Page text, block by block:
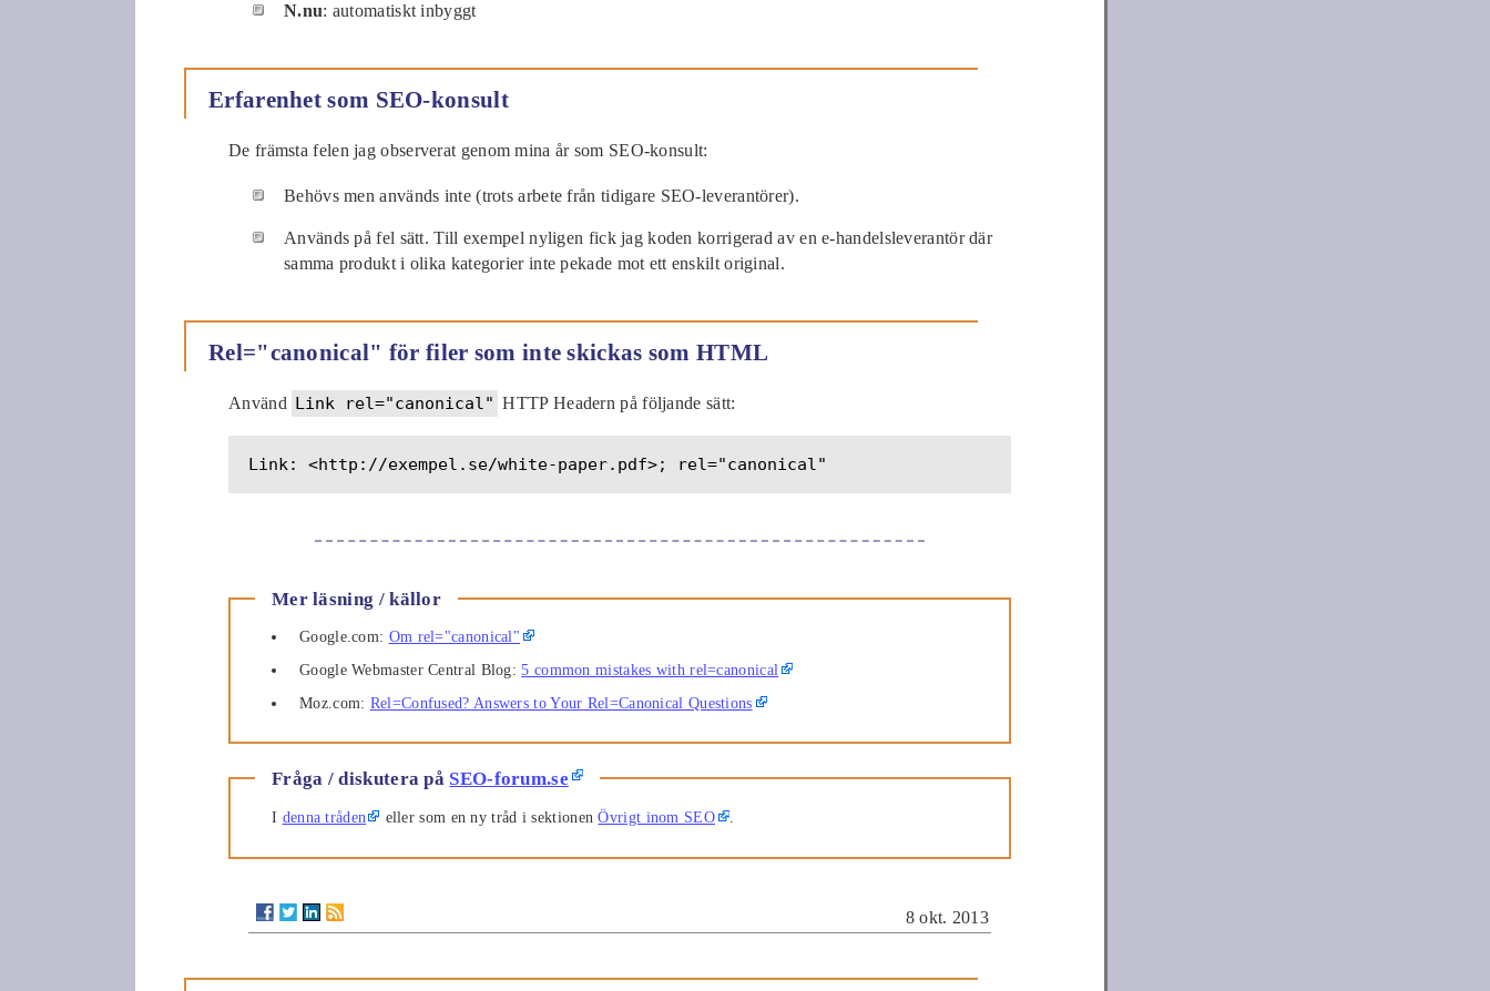
N.nu: automatiskt inbyggt
Erfarenhet som SEO-konsult
De främsta felen jag observerat genom mina år som SEO-konsult:
Behövs men används inte (trots arbete från tidigare SEO-leverantörer).
Används på fel sätt. Till exempel nyligen fick jag koden korrigerad av en e-handelsleverantör där
samma produkt i olika kategorier inte pekade mot ett enskilt original.
Rel="canonical" för filer som inte skickas som HTML
Använd Link rel="canonical" HTTP Headern på följande sätt:
Link: <http://exempel.se/white-paper.pdf>; rel="canonical"
Mer läsning / källor
Google.com: Om rel="canonical"
Google Webmaster Central Blog:5 common mistakes with rel=canonical
Moz.com: Rel=Confused? Answers to Your Rel=Canonical Questions
Fråga / diskutera på SEO-forum.se
I denna tråden eller som en ny tråd i sektionenÖvrigt inom SEO .
8 okt. 2013